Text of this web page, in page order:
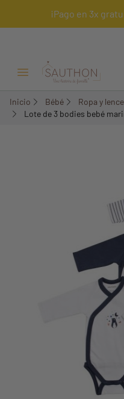
¡Pago en 3x
Menú Abrir/Cerrar
Inicio Bébé Ropa y
Lote de 3 bodies bebé